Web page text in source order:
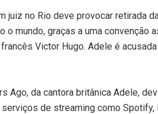
juiz no Rio deve provocar retirada
o mundo, graças a uma convenção
Victor Hugo. Adele é
Ago, da cantora britânica Adele,
de streaming como Spotify,